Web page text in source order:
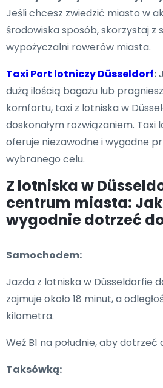
Jeśli chcesz zwiedzić miasto w
środowiska sposób, skorzystaj z
wypożyczalni rowerów miasta.
Taxi Port lotniczy Düsseldorf:
dużą ilością bagażu lub
komfortu, taxi z lotniska w
doskonałym rozwiązaniem. Taxi
oferuje niezawodne i wygodne
wybranego celu.
Z lotniska w
centrum miasta:
wygodnie dotrzeć
Samochodem:
Jazda z lotniska w Düsseldorfie
zajmuje około 18 minut, a
kilometra.
Weź B1 na południe, aby
Taksówką: